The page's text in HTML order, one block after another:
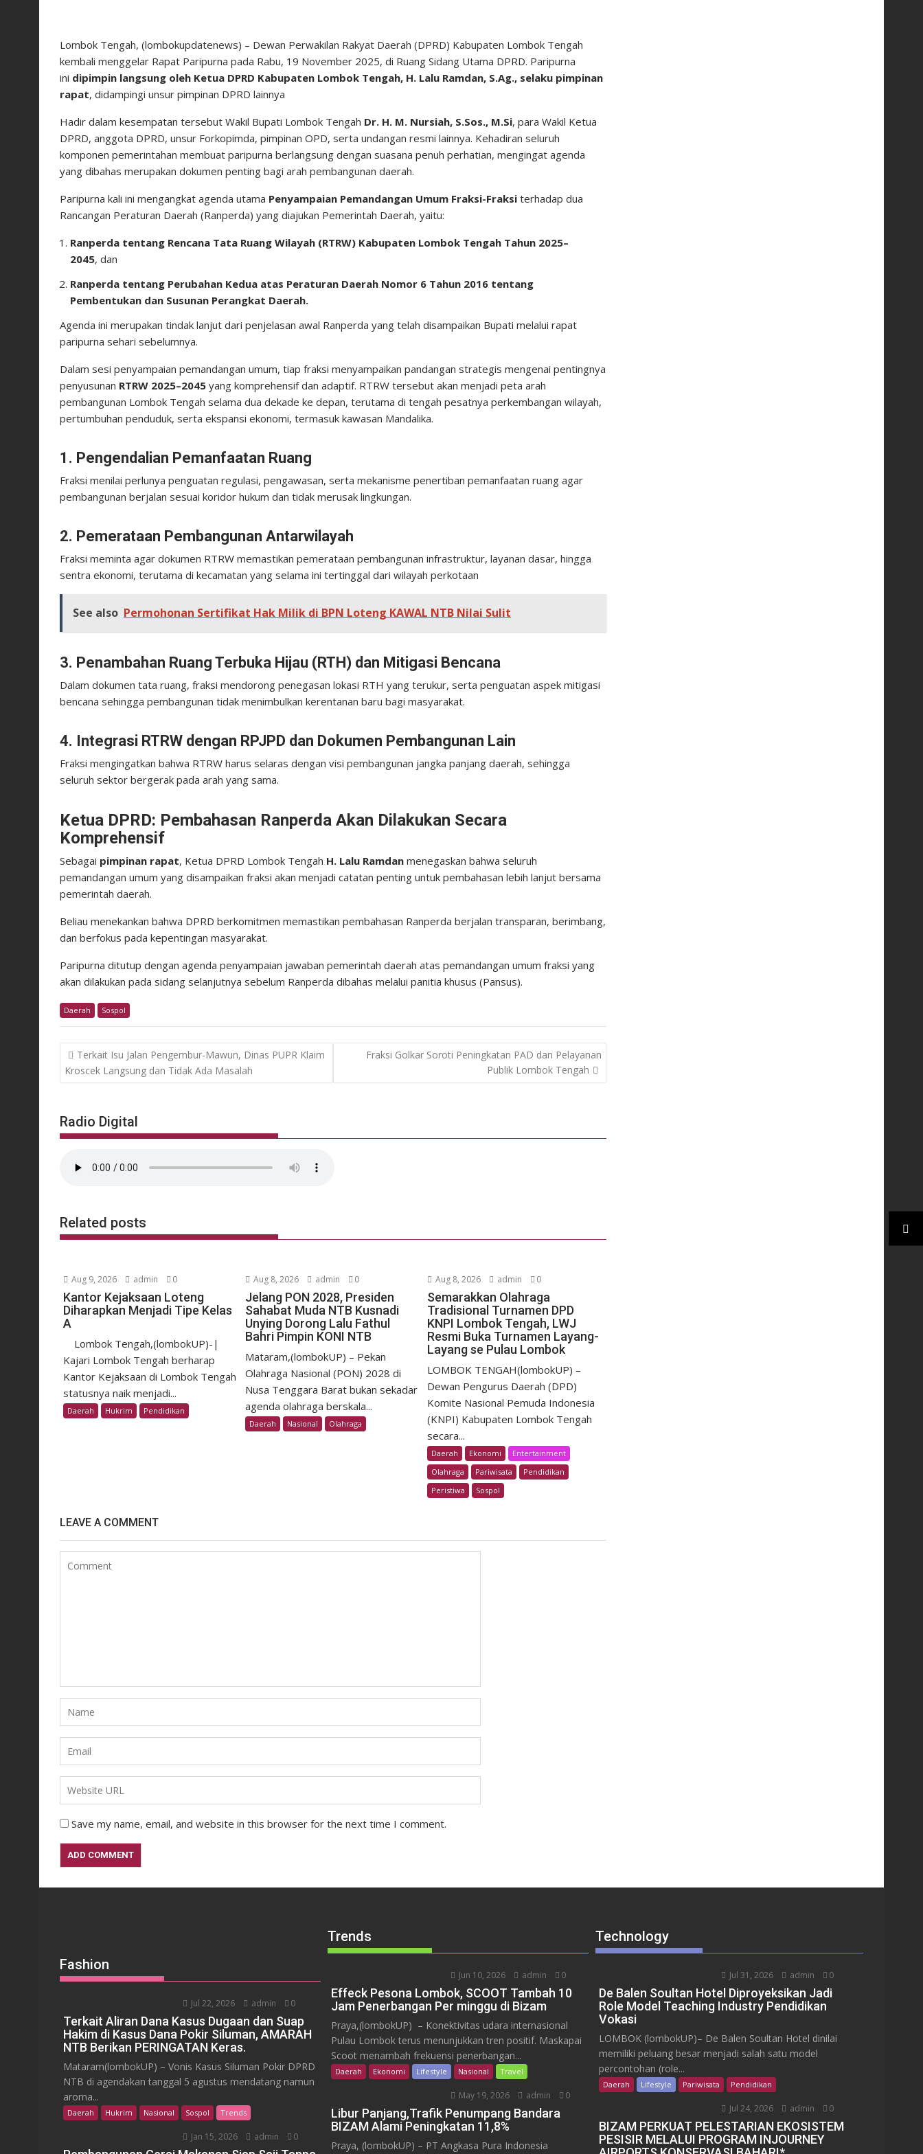
Lombok Tengah, (lombokupdatenews) – Dewan Perwakilan Rakyat Daerah (DPRD) Kabupaten Lombok Tengah
kembali menggelar Rapat Paripurna pada Rabu, 19 November 2025, di Ruang Sidang Utama DPRD. Paripurna
ini dipimpin langsung oleh Ketua DPRD Kabupaten Lombok Tengah, H. Lalu Ramdan, S.Ag., selaku pimpinan
rapat, didampingi unsur pimpinan DPRD lainnya
Hadir dalam kesempatan tersebut Wakil Bupati Lombok Tengah Dr. H. M. Nursiah, S.Sos., M.Si, para Wakil Ketua
DPRD, anggota DPRD, unsur Forkopimda, pimpinan OPD, serta undangan resmi lainnya. Kehadiran seluruh
komponen pemerintahan membuat paripurna berlangsung dengan suasana penuh perhatian, mengingat agenda
yang dibahas merupakan dokumen penting bagi arah pembangunan daerah.
Paripurna kali ini mengangkat agenda utama Penyampaian Pemandangan Umum Fraksi-Fraksi terhadap dua
Rancangan Peraturan Daerah (Ranperda) yang diajukan Pemerintah Daerah, yaitu:
Ranperda tentang Rencana Tata Ruang Wilayah (RTRW) Kabupaten Lombok Tengah Tahun 2025–
2045, dan
Ranperda tentang Perubahan Kedua atas Peraturan Daerah Nomor 6 Tahun 2016 tentang
Pembentukan dan Susunan Perangkat Daerah.
Agenda ini merupakan tindak lanjut dari penjelasan awal Ranperda yang telah disampaikan Bupati melalui rapat
paripurna sehari sebelumnya.
Dalam sesi penyampaian pemandangan umum, tiap fraksi menyampaikan pandangan strategis mengenai pentingnya
penyusunan RTRW 2025–2045 yang komprehensif dan adaptif. RTRW tersebut akan menjadi peta arah
pembangunan Lombok Tengah selama dua dekade ke depan, terutama di tengah pesatnya perkembangan wilayah,
pertumbuhan penduduk, serta ekspansi ekonomi, termasuk kawasan Mandalika.
1. Pengendalian Pemanfaatan Ruang
Fraksi menilai perlunya penguatan regulasi, pengawasan, serta mekanisme penertiban pemanfaatan ruang agar
pembangunan berjalan sesuai koridor hukum dan tidak merusak lingkungan.
2. Pemerataan Pembangunan Antarwilayah
Fraksi meminta agar dokumen RTRW memastikan pemerataan pembangunan infrastruktur, layanan dasar, hingga
sentra ekonomi, terutama di kecamatan yang selama ini tertinggal dari wilayah perkotaan
See also Permohonan Sertifikat Hak Milik di BPN Loteng KAWAL NTB Nilai Sulit
3. Penambahan Ruang Terbuka Hijau (RTH) dan Mitigasi Bencana
Dalam dokumen tata ruang, fraksi mendorong penegasan lokasi RTH yang terukur, serta penguatan aspek mitigasi
bencana sehingga pembangunan tidak menimbulkan kerentanan baru bagi masyarakat.
4. Integrasi RTRW dengan RPJPD dan Dokumen Pembangunan Lain
Fraksi mengingatkan bahwa RTRW harus selaras dengan visi pembangunan jangka panjang daerah, sehingga
seluruh sektor bergerak pada arah yang sama.
Ketua DPRD: Pembahasan Ranperda Akan Dilakukan Secara
Komprehensif
Sebagai pimpinan rapat, Ketua DPRD Lombok Tengah H. Lalu Ramdan menegaskan bahwa seluruh
pemandangan umum yang disampaikan fraksi akan menjadi catatan penting untuk pembahasan lebih lanjut bersama
pemerintah daerah.
Beliau menekankan bahwa DPRD berkomitmen memastikan pembahasan Ranperda berjalan transparan, berimbang,
dan berfokus pada kepentingan masyarakat.
Paripurna ditutup dengan agenda penyampaian jawaban pemerintah daerah atas pemandangan umum fraksi yang
akan dilakukan pada sidang selanjutnya sebelum Ranperda dibahas melalui panitia khusus (Pansus).
Daerah Sospol
Post
navigation
Terkait Isu Jalan Pengembur-Mawun, Dinas PUPR Klaim
Kroscek Langsung dan Tidak Ada Masalah
Fraksi Golkar Soroti Peningkatan PAD dan Pelayanan
Publik Lombok Tengah
Radio Digital
Related posts
Aug 9, 2026 admin 0
Kantor Kejaksaan Loteng
Diharapkan Menjadi Tipe Kelas
A
Lombok Tengah,(lombokUP)-|
Kajari Lombok Tengah berharap
Kantor Kejaksaan di Lombok Tengah
statusnya naik menjadi...
Daerah Hukrim Pendidikan
Aug 8, 2026 admin 0
Jelang PON 2028, Presiden
Sahabat Muda NTB Kusnadi
Unying Dorong Lalu Fathul
Bahri Pimpin KONI NTB
Mataram,(lombokUP) – Pekan
Olahraga Nasional (PON) 2028 di
Nusa Tenggara Barat bukan sekadar
agenda olahraga berskala...
Daerah Nasional Olahraga
Aug 8, 2026 admin 0
Semarakkan Olahraga
Tradisional Turnamen DPD
KNPI Lombok Tengah, LWJ
Resmi Buka Turnamen Layang-
Layang se Pulau Lombok
LOMBOK TENGAH(lombokUP) –
Dewan Pengurus Daerah (DPD)
Komite Nasional Pemuda Indonesia
(KNPI) Kabupaten Lombok Tengah
secara...
Daerah Ekonomi
Entertainment
Olahraga
Pariwisata
Pendidikan
Peristiwa
Sospol
LEAVE A COMMENT
Save my name, email, and website in this browser for the next time I comment.
Fashion
Jul 22, 2026 admin 0
Terkait Aliran Dana Kasus Dugaan dan Suap
Hakim di Kasus Dana Pokir Siluman, AMARAH
NTB Berikan PERINGATAN Keras.
Mataram(lombokUP) – Vonis Kasus Siluman Pokir DPRD
NTB di agendakan tanggal 5 agustus mendatang namun
aroma...
Daerah Hukrim Nasional Sospol Trends
Jan 15, 2026 admin 0
Trends
Jun 10, 2026 admin 0
Effeck Pesona Lombok, SCOOT Tambah 10
Jam Penerbangan Per minggu di Bizam
Praya,(lombokUP) – Konektivitas udara internasional
Pulau Lombok terus menunjukkan tren positif. Maskapai
Scoot menambah frekuensi penerbangan...
Daerah Ekonomi Lifestyle Nasional Travel
May 19, 2026 admin 0
Libur Panjang,Trafik Penumpang Bandara
BIZAM Alami Peningkatan 11,8%
Praya, (lombokUP) – PT Angkasa Pura Indonesia
Technology
Jul 31, 2026 admin 0
De Balen Soultan Hotel Diproyeksikan Jadi
Role Model Teaching Industry Pendidikan
Vokasi
LOMBOK (lombokUP)– De Balen Soultan Hotel dinilai
memiliki peluang besar menjadi salah satu model
percontohan (role...
Daerah Lifestyle Pariwisata Pendidikan
Jul 24, 2026 admin 0
BIZAM PERKUAT PELESTARIAN EKOSISTEM
PESISIR MELALUI PROGRAM INJOURNEY